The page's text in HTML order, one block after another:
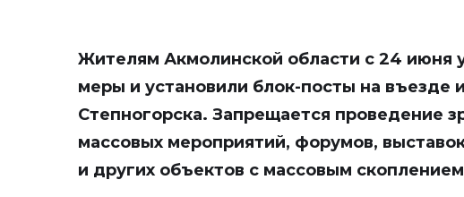
Жителям Акмолинской области с 24 июня
меры и установили блок-посты на въезде
Степногорска. Запрещается проведение
массовых мероприятий, форумов,
и других объектов с массовым